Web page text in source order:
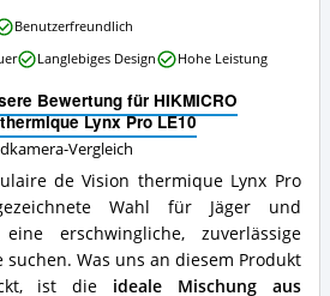
Bewertung für HIKMICRO
Lynx Pro LE10
Vergleich
de Vision thermique Lynx Pro
Wahl für Jäger und
erschwingliche, zuverlässige
Was uns an diesem Produkt
ist die ideale Mischung aus
Benutzerfreundlich
Langlebiges Design Hohe Leistung